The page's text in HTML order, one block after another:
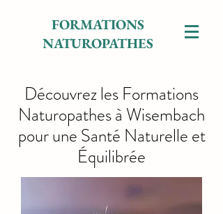
FORMATIONS
NATUROPATHES
Découvrez les Formations
Naturopathes à Wisembach
pour une Santé Naturelle et
Équilibrée